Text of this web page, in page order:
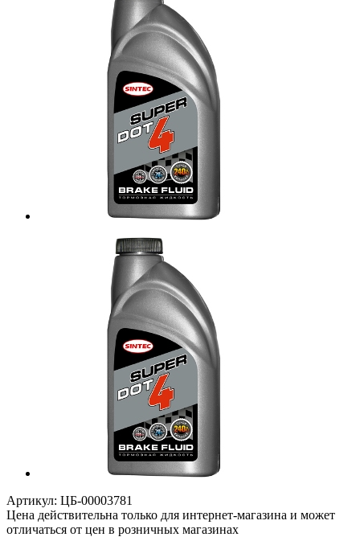
Артикул: ЦБ-00003781
Цена действительна только для интернет-магазина и может
отличаться от цен в розничных магазинах